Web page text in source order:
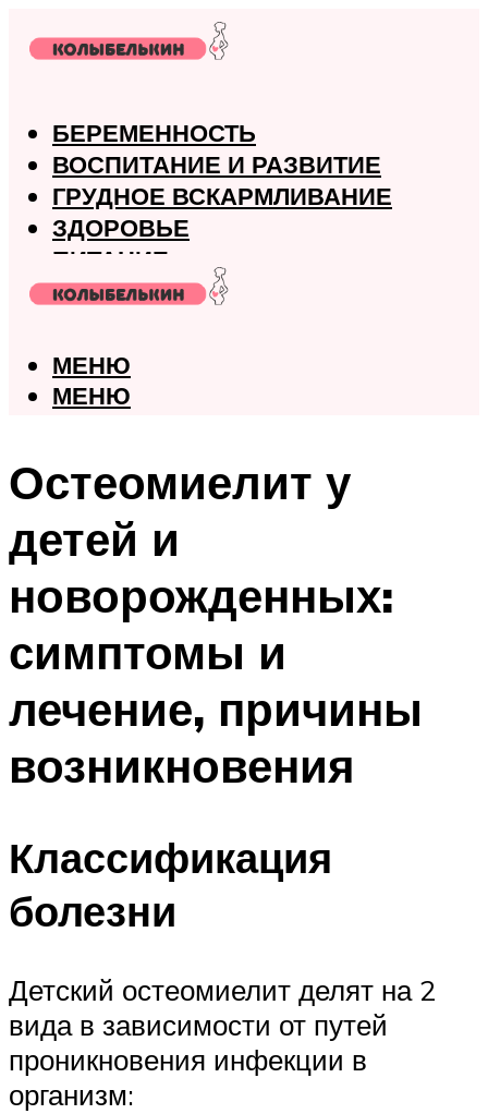
БЕРЕМЕННОСТЬ
ВОСПИТАНИЕ И РАЗВИТИЕ
ГРУДНОЕ ВСКАРМЛИВАНИЕ
ЗДОРОВЬЕ
ПИТАНИЕ
РОДЫ
МЕНЮ
МЕНЮ
Остеомиелит у
детей и
новорожденных:
симптомы и
лечение, причины
возникновения
Классификация
болезни
Детский остеомиелит делят на 2
вида в зависимости от путей
проникновения инфекции в
организм: